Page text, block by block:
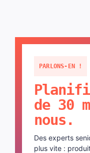
PARLONS-EN !
de 30
nous.
Des experts
plus vite :